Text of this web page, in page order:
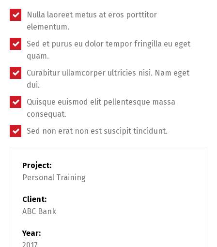
Nulla laoreet metus at eros porttitor
elementum.
Sed et purus eu dolor tempor fringilla eu eget
quam.
Curabitur ullamcorper ultricies nisi. Nam eget
dui.
Quisque euismod elit pellentesque massa
consequat.
Sed non erat non est suscipit tincidunt.
Project:
Personal Training
Client:
ABC Bank
Year: